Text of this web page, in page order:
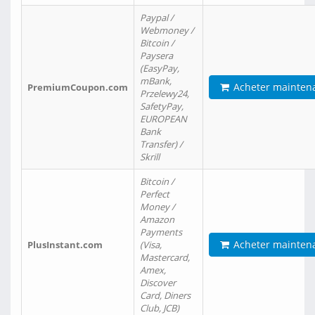
PremiumCoupon.com
Paypal /
Webmoney /
Bitcoin /
Paysera
(EasyPay,
mBank,
Przelewy24,
SafetyPay,
EUROPEAN
Bank
Transfer) /
Skrill
Acheter
PlusInstant.com
Bitcoin /
Perfect
Money /
Amazon
Payments
(Visa,
Mastercard,
Amex,
Discover
Card, Diners
Club, JCB)
Acheter